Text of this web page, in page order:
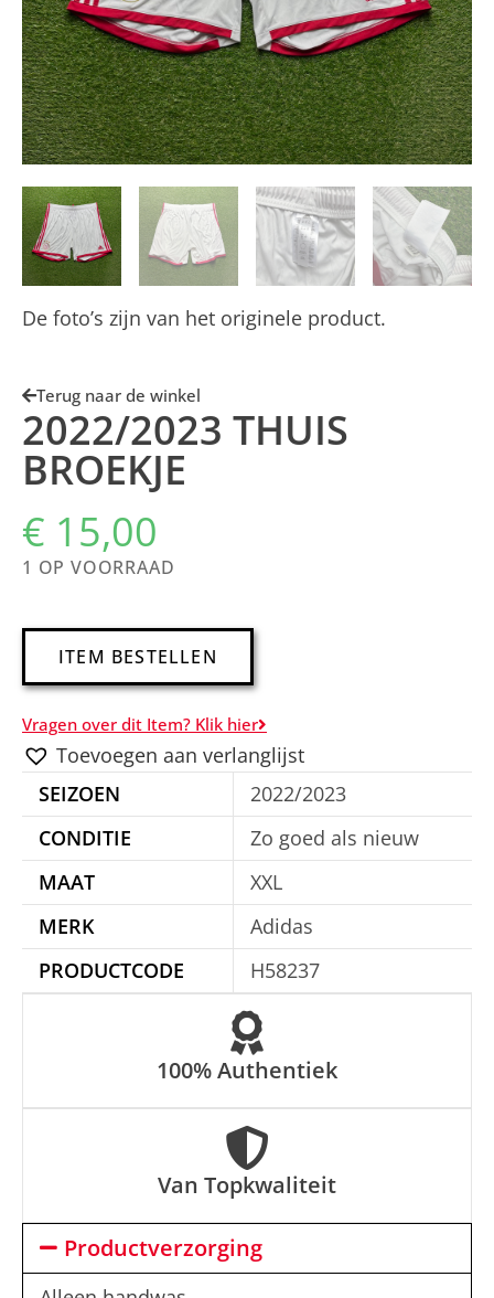
De foto’s zijn van het originele product.
Terug naar de winkel
2022/2023 THUIS
BROEKJE
€ 15,00
1 OP VOORRAAD
ITEM BESTELLEN
e
r
n
a
t
i
v
e
:
Vragen over dit Item? Klik hier
Toevoegen aan verlanglijst
SEIZOEN
2022/2023
CONDITIE
Zo goed als nieuw
MAAT
XXL
MERK
Adidas
PRODUCTCODE
H58237
100% Authentiek
Van Topkwaliteit
Productverzorging